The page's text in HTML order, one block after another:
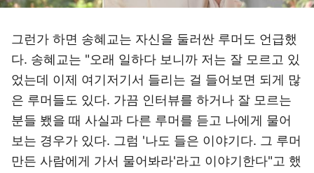
그런가 하면 송혜교는 자신을 둘러싼 루머도 언급했
다. 송혜교는 "오래 일하다 보니까 저는 잘 모르고 있
었는데 이제 여기저기서 들리는 걸 들어보면 되게 많
은 루머들도 있다. 가끔 인터뷰를 하거나 잘 모르는
분들 뵀을 때 사실과 다른 루머를 듣고 나에게 물어
보는 경우가 있다. 그럼 '나도 들은 이야기다. 그 루머
만든 사람에게 가서 물어봐라'라고 이야기한다"고 했